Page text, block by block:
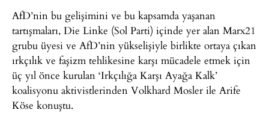
AfD’nin bu gelişimini ve bu kapsamda yaşanan
tartışmaları, Die Linke (Sol Parti) içinde yer alan Marx21
grubu üyesi ve AfD’nin yükselişiyle birlikte ortaya çıkan
ırkçılık ve faşizm tehlikesine karşı mücadele etmek için
üç yıl önce kurulan ‘Irkçılığa Karşı Ayağa Kalk’
koalisyonu aktivistlerinden Volkhard Mosler ile Arife
Köse konuştu.